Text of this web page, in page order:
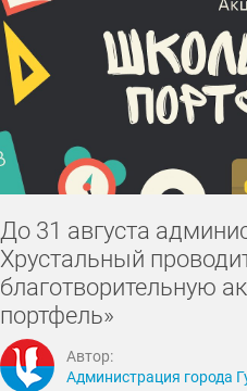
До 31 августа
Хрустальный
благотворительную
портфель»
Автор:
Администрация города